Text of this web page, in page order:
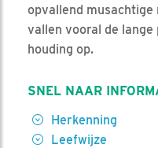
opvallend musachtige
vallen vooral de
houding op.
SNEL NAAR
Herkenning
Leefwijze